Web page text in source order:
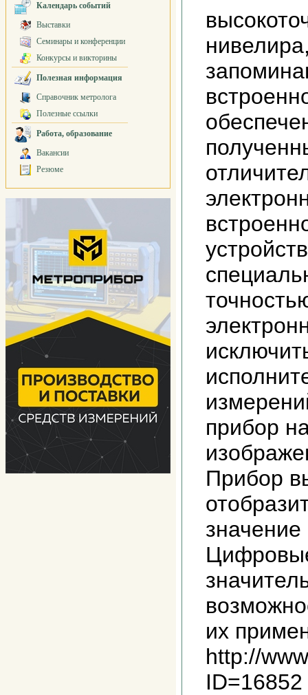
Календарь событий
Выставки
Семинары и конференции
Конкурсы и викторины
Полезная информация
Справочник метролога
Полезные ссылки
Работа, образование
Вакансии
Резюме
прибор
Прибор
их
http://
ID=16852